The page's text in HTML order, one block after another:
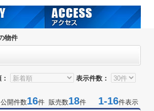
物件
表示件数：
開件数16件 販売数18件 1-16件表示